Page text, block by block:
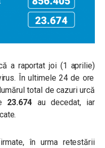
a raportat joi (1 aprilie)
În ultimele 24 de ore
total de cazuri urcă
23.674 au decedat, iar
în urma retestării